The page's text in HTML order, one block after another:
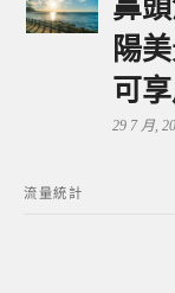
鼻
陽
可
29 7 月,
流量統計